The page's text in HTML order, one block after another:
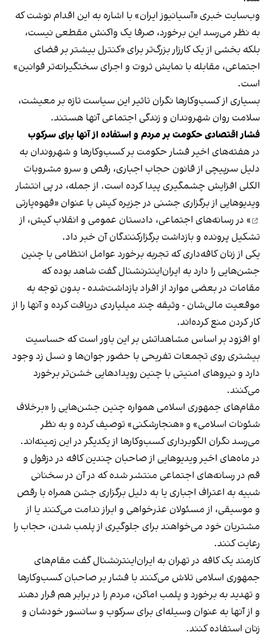
وب‌سایت خبری «آسیانیوز ایران» با اشاره به این اقدام نوشت که
به نظر می‌رسد این برخورد، صرفا یک واکنش مقطعی نیست،
بلکه بخشی از یک کارزار بزرگ‌تر برای «کنترل بیشتر بر فضای
اجتماعی، مقابله با نمایش ثروت و اجرای سختگیرانه‌تر قوانین»
است.
بسیاری از کسب‌وکارها نگران تاثیر این سیاست‌ تازه بر معیشت،
سلامت روان شهروندان و زندگی اجتماعی آنها هستند.
فشار اقتصادی حکومت بر مردم و استفاده از آنها برای سرکوب
در هفته‌های اخیر فشار حکومت بر کسب‌وکارها و شهروندان به
دلیل سرپیچی از قانون حجاب اجباری، رقص و سرو مشروبات
الکلی افزایش چشمگیری پیدا کرده است. از جمله، در پی انتشار
ویدیوهایی از برگزاری جشنی در جزیره کیش با عنوان «قهوه‌پارتی
» در رسانه‌های اجتماعی، دادستان عمومی و انقلاب کیش، از
تشکیل پرونده و بازداشت برگزارکنندگان آن خبر داد.
یکی از زنان کافه‌داری که تجربه برخورد عوامل انتظامی با چنین
جشن‌هایی را دارد به ایران‌اینترنشنال گفت شاهد بوده که
مقامات در بعضی موارد از افراد بازداشت‌‌شده - بدون توجه به
موقعیت مالی‌شان - وثیقه چند میلیاردی دریافت کرده و آنها را از
کار کردن منع کرده‌اند.
او افزود بر اساس مشاهداتش بر این باور است که حساسیت
بیشتری روی تجمعات تفریحی با حضور جوان‌ها و نسل زد وجود
دارد و نیروهای امنیتی با چنین رویدادهایی خشن‌تر برخورد
می‌کنند.
مقام‌های جمهوری اسلامی همواره چنین جشن‌هایی را «برخلاف
شئونات اسلامی» و «هنجارشکنی» توصیف کرده و به نظر
می‌رسد نگران الگوبرداری کسب‌وکارها از یکدیگر در این زمینه‌اند.
در ماه‌های اخیر ویدیوهایی از صاحبان چندین کافه در دزفول و
قم در رسانه‌های اجتماعی منتشر شده که در آن در سخنانی
شبیه به اعتراف اجباری یا به دلیل برگزاری جشن همراه با رقص
و موسیقی، از مسئولان عذرخواهی و ابراز ندامت می‌کنند یا از
مشتریان خود می‌خواهند برای جلوگیری از پلمب شدن، حجاب را
رعایت کنند.
کارمند یک کافه در تهران به ایران‌اینترنشنال گفت مقام‌های
جمهوری اسلامی تلاش می‌کنند با فشار بر صاحبان کسب‌وکارها
و تهدید به برخورد و پلمب اماکن، مردم را در برابر هم قرار دهند
و از آنها به عنوان وسیله‌ای برای سرکوب و سانسور خودشان و
زنان استفاده کنند.